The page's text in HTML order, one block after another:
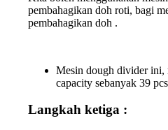
pembahagikan doh roti, bagi
pembahagikan doh .
Mesin dough divider ini,
capacity sebanyak 39
Langkah ketiga :